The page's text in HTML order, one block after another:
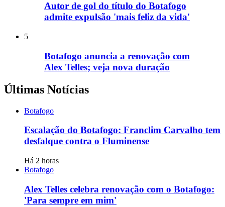
Autor de gol do título do Botafogo
admite expulsão 'mais feliz da vida'
5
Botafogo anuncia a renovação com
Alex Telles; veja nova duração
Últimas Notícias
Botafogo
Escalação do Botafogo: Franclim Carvalho tem
desfalque contra o Fluminense
Há 2 horas
Botafogo
Alex Telles celebra renovação com o Botafogo:
'Para sempre em mim'